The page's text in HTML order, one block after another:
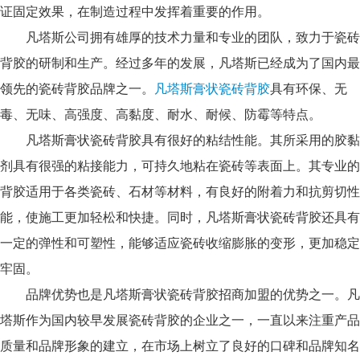
证固定效果，在制造过程中发挥着重要的作用。
凡塔斯公司拥有雄厚的技术力量和专业的团队，致力于瓷砖
背胶的研制和生产。经过多年的发展，凡塔斯已经成为了国内最
领先的瓷砖背胶品牌之一。 凡塔斯膏状瓷砖背胶具有环保、无
毒、无味、高强度、高黏度、耐水、耐候、防霉等特点。
凡塔斯膏状瓷砖背胶具有很好的粘结性能。其所采用的胶黏
剂具有很强的粘接能力，可持久地粘在瓷砖等表面上。其专业的
背胶适用于各类瓷砖、石材等材料，有良好的附着力和抗剪切性
能，使施工更加轻松和快捷。同时，凡塔斯膏状瓷砖背胶还具有
一定的弹性和可塑性，能够适应瓷砖收缩膨胀的变形，更加稳定
牢固。
品牌优势也是凡塔斯膏状瓷砖背胶招商加盟的优势之一。凡
塔斯作为国内较早发展瓷砖背胶的企业之一，一直以来注重产品
质量和品牌形象的建立，在市场上树立了良好的口碑和品牌知名